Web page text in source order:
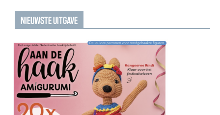
NIEUWSTE UITGAVE